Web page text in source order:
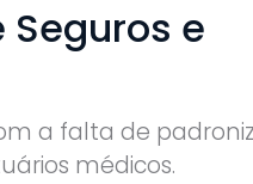
e
a falta de
médicos.